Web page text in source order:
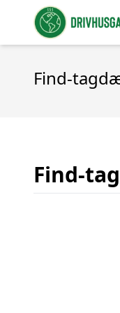
Find-
Find-